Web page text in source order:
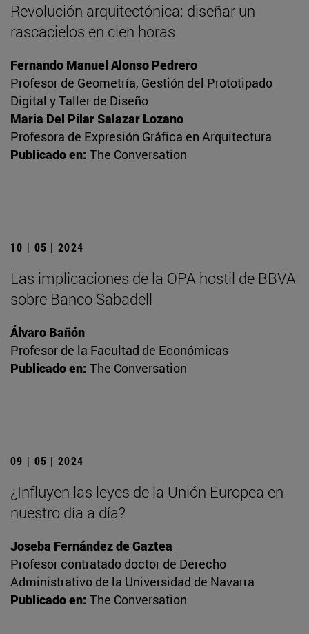
Revolución arquitectónica: diseñar un
rascacielos en cien horas
Fernando Manuel Alonso Pedrero
Profesor de Geometría, Gestión del Prototipado
Digital y Taller de Diseño
Maria Del Pilar Salazar Lozano
Profesora de Expresión Gráfica en Arquitectura
Publicado en: The Conversation
10 | 05 | 2024
Las implicaciones de la OPA hostil de BBVA
sobre Banco Sabadell
Álvaro Bañón
Profesor de la Facultad de Económicas
Publicado en: The Conversation
09 | 05 | 2024
¿Influyen las leyes de la Unión Europea en
nuestro día a día?
Joseba Fernández de Gaztea
Profesor contratado doctor de Derecho
Administrativo de la Universidad de Navarra
Publicado en: The Conversation